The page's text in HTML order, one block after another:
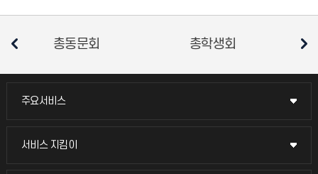
총학생회 소비자생활협동조합
주요서비스
주요서비스
교무회의방송
서비스 지킴이
서비스 지킴이